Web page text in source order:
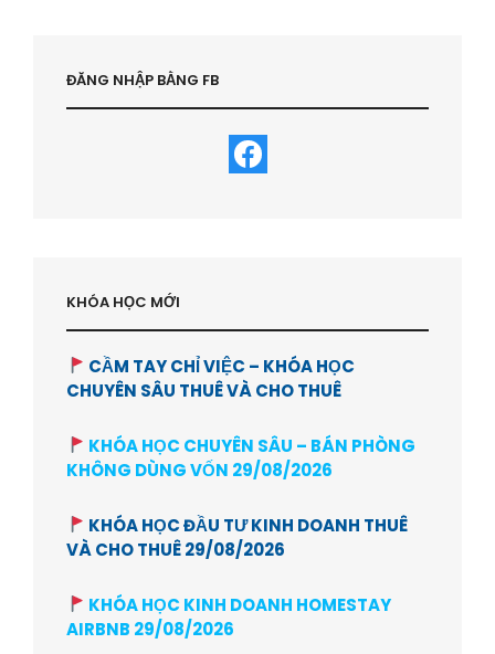
TÁC
MUA
NHÀ
ĐĂNG NHẬP BẰNG FB
KHÓA HỌC MỚI
CẦM TAY CHỈ VIỆC – KHÓA HỌC
CHUYÊN SÂU THUÊ VÀ CHO THUÊ
KHÓA HỌC CHUYÊN SÂU – BÁN PHÒNG
KHÔNG DÙNG VỐN 29/08/2026
KHÓA HỌC ĐẦU TƯ KINH DOANH THUÊ
VÀ CHO THUÊ 29/08/2026
KHÓA HỌC KINH DOANH HOMESTAY
AIRBNB 29/08/2026